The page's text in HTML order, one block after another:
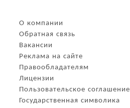
О компании
Обратная связь
Вакансии
Реклама на сайте
Правообладателям
Лицензии
Пользовательское соглашение
Государственная символика